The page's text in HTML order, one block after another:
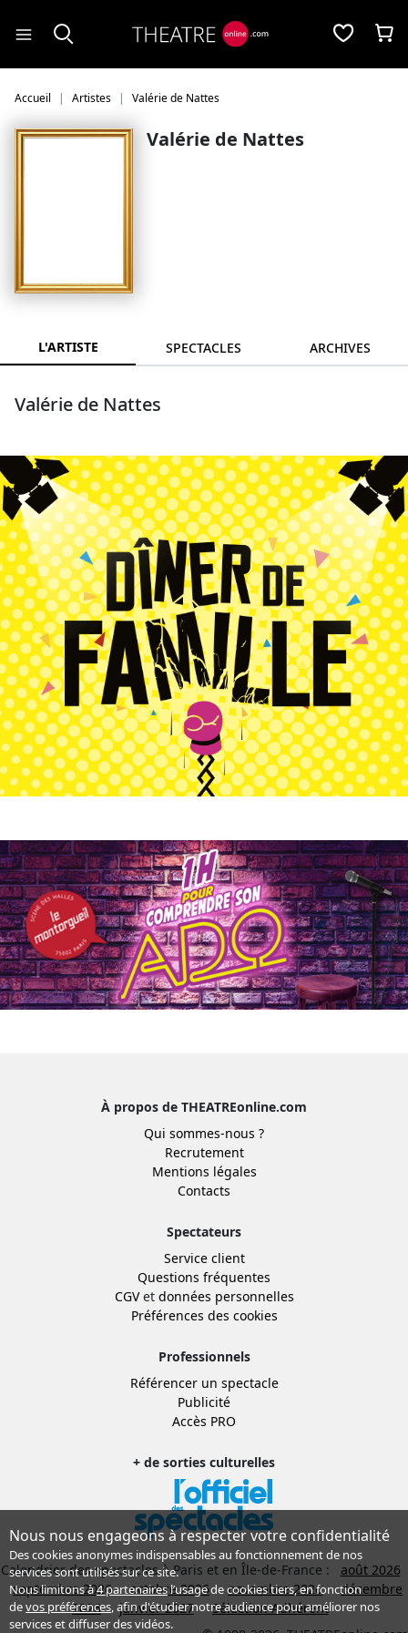
Accueil Artistes Valérie de Nattes
Valérie de Nattes
L'ARTISTE SPECTACLES ARCHIVES
Valérie de Nattes
À propos de THEATREonline.com
Qui sommes-nous ?
Recrutement
Mentions légales
Contacts
Spectateurs
Service client
Questions fréquentes
CGVet données personnelles
Préférences des cookies
Professionnels
Référencer un spectacle
Publicité
Accès PRO
+ de sorties culturelles
Calendrier des spectacles à Paris et en Île-de-France :
août 2026
septembre 2026
octobre 2026 novembre 2026
décembre
2026
janvier 2027
Sélection Adhérent
Nous nous engageons à respecter votre confidentialité
Des cookies anonymes indispensables au fonctionnement de nos
services sont utilisés sur ce site.
Nous limitons à4 partenairesl’usage de cookies tiers, en fonction
devos préférences, afin d'étudier notre audience pour améliorer nos
services et diffuser des vidéos.